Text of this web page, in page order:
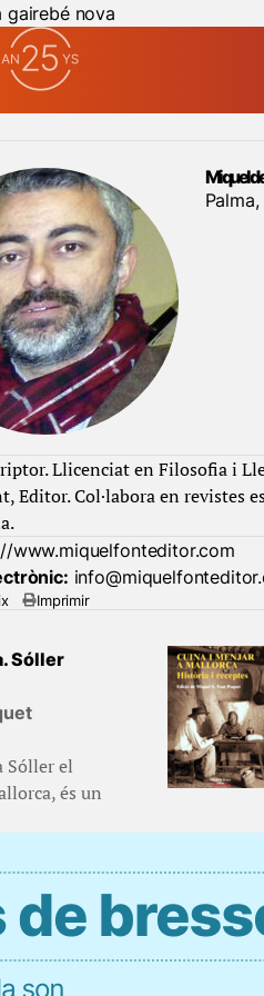
gairebé nova
Miquel
Llicenciat en Filosofia i
Editor. Col·labora en revistes
www.miquelfonteditor.com
Imprimir
Sóller
Sóller el
és un